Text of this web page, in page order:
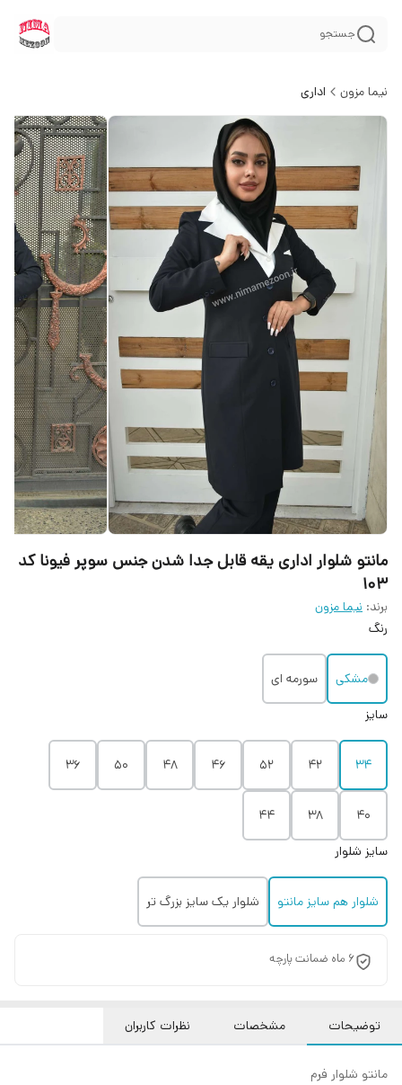
جستجو
نیما مزون اداری
مانتو شلوار اداری یقه قابل جدا شدن جنس سوپر فیونا کد
۱۰۳
برند: نیما مزون
رنگ
مشکی
سورمه ای
سایز
34
42
52
46
48
50
36
40
38
44
سایز شلوار
شلوار هم سایز مانتو شلوار یک سایز بزرگ تر
۶ ماه ضمانت پارچه
توضیحات مشخصات نظرات کاربران
مانتو شلوار فرم